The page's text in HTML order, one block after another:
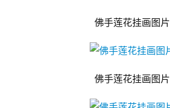
佛手莲花挂画图片
佛手莲花挂画图片